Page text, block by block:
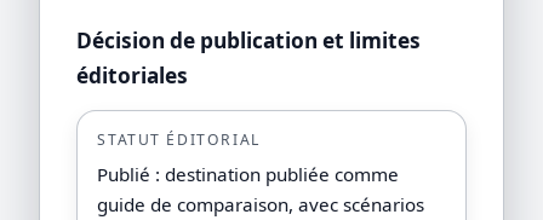
Décision de publication et limites
éditoriales
STATUT ÉDITORIAL
Publié : destination publiée comme
guide de comparaison, avec scénarios